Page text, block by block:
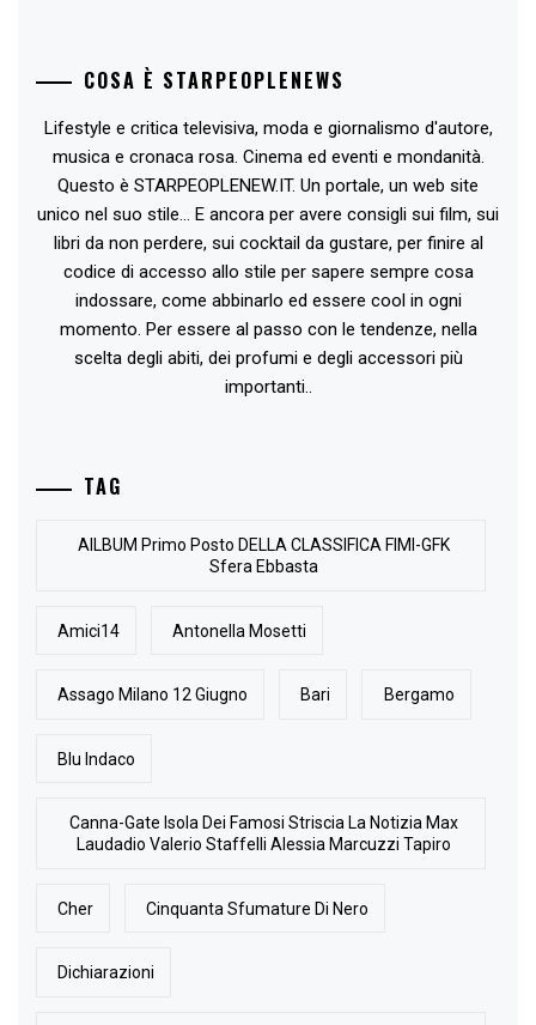
COSA È STARPEOPLENEWS
Lifestyle e critica televisiva, moda e giornalismo d'autore,
musica e cronaca rosa. Cinema ed eventi e mondanità.
Questo è STARPEOPLENEW.IT. Un portale, un web site
unico nel suo stile... E ancora per avere consigli sui film, sui
libri da non perdere, sui cocktail da gustare, per finire al
codice di accesso allo stile per sapere sempre cosa
indossare, come abbinarlo ed essere cool in ogni
momento. Per essere al passo con le tendenze, nella
scelta degli abiti, dei profumi e degli accessori più
importanti..
TAG
AlLBUM Primo Posto DELLA CLASSIFICA FIMI-GFK
Sfera Ebbasta
Amici14 Antonella Mosetti
Assago Milano 12 Giugno Bari Bergamo
Blu Indaco
Canna-Gate Isola Dei Famosi Striscia La Notizia Max
Laudadio Valerio Staffelli Alessia Marcuzzi Tapiro
Cher Cinquanta Sfumature Di Nero
Dichiarazioni